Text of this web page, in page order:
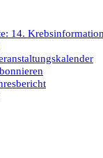
14.